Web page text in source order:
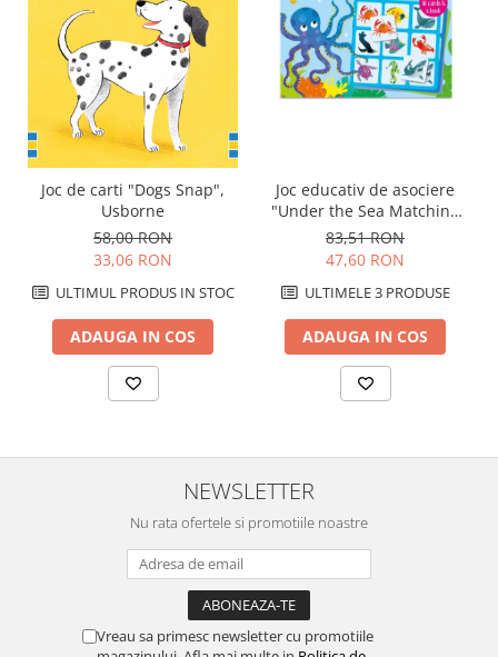
Joc de carti "Dogs Snap",
Usborne
58,00 RON
33,06 RON
ULTIMUL PRODUS IN STOC
ADAUGA IN COS
Joc educativ de asociere
"Under the Sea Matching
Games", Usborne
83,51 RON
47,60 RON
ULTIMELE 3 PRODUSE
ADAUGA IN COS
NEWSLETTER
Nu rata ofertele si promotiile noastre
Vreau sa primesc newsletter cu promotiile